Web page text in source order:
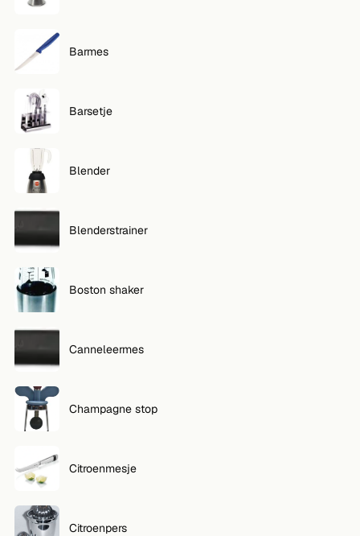
RSS
Cocktail app
Barmes
Barsetje
Blender
Blenderstrainer
Boston shaker
Canneleermes
Champagne stop
Citroenmesje
Citroenpers